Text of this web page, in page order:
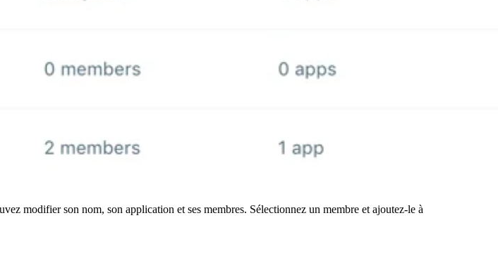
modifier son nom, son application et ses membres. Sélectionnez un membre et ajoutez-le à